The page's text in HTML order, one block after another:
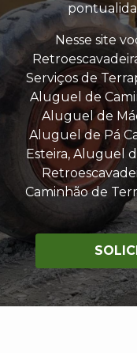
Nesse site
Serviços de
Aluguel de
Aluguel de
Aluguel de Pá
Esteira, Aluguel
Caminhão de